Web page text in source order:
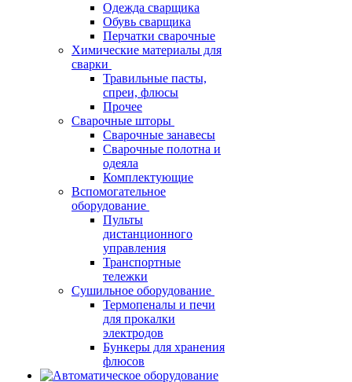
Одежда сварщика
Обувь сварщика
Перчатки сварочные
Химические материалы для
сварки
Травильные пасты,
спреи, флюсы
Прочее
Сварочные шторы
Сварочные занавесы
Сварочные полотна и
одеяла
Комплектующие
Вспомогательное
оборудование
Пульты
дистанционного
управления
Транспортные
тележки
Сушильное оборудование
Термопеналы и печи
для прокалки
электродов
Бункеры для хранения
флюсов